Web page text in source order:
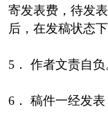
寄发表费，待发
后，在发稿状态
5． 作者文责自
6． 稿件一经发表